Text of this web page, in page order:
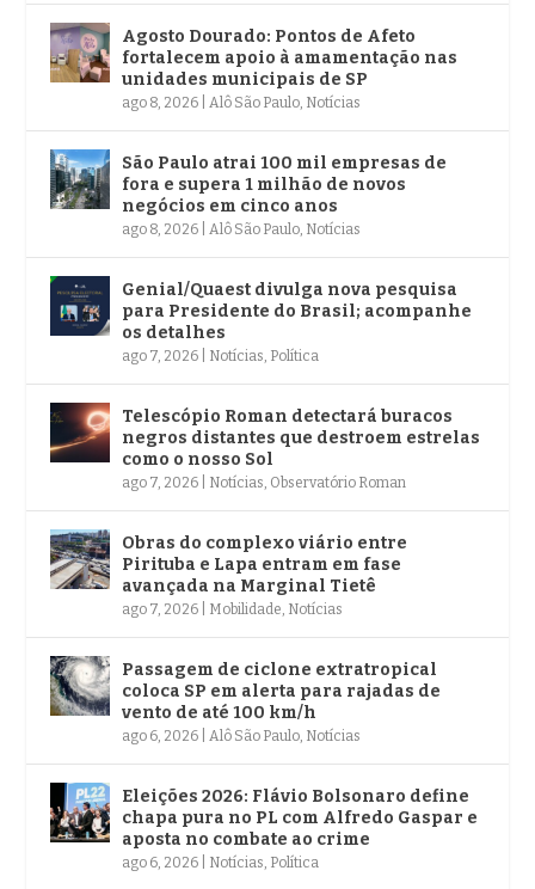
Agosto Dourado: Pontos de Afeto
fortalecem apoio à amamentação nas
unidades municipais de SP
ago 8, 2026 |Alô São Paulo, Notícias
São Paulo atrai 100 mil empresas de
fora e supera 1 milhão de novos
negócios em cinco anos
ago 8, 2026 |Alô São Paulo, Notícias
Genial/Quaest divulga nova pesquisa
para Presidente do Brasil; acompanhe
os detalhes
ago 7, 2026 Notícias, Política
Telescópio Roman detectará buracos
negros distantes que destroem estrelas
como o nosso Sol
ago 7, 2026 Notícias, Observatório Roman
Obras do complexo viário entre
Pirituba e Lapa entram em fase
avançada na Marginal Tietê
ago 7, 2026 Mobilidade, Notícias
Passagem de ciclone extratropical
coloca SP em alerta para rajadas de
vento de até 100 km/h
ago 6, 2026 |Alô São Paulo, Notícias
Eleições 2026: Flávio Bolsonaro define
chapa pura no PL com Alfredo Gaspar e
aposta no combate ao crime
ago 6, 2026 Notícias, Política